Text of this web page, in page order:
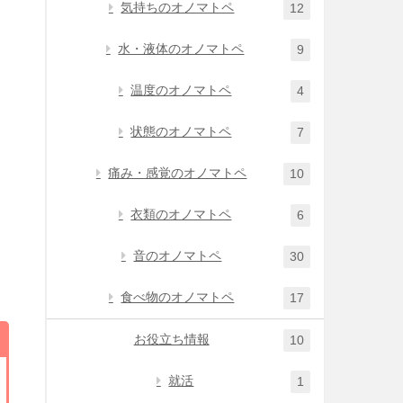
気持ちのオノマトペ 12
水・液体のオノマトペ 9
温度のオノマトペ 4
状態のオノマトペ 7
痛み・感覚のオノマトペ 10
衣類のオノマトペ 6
音のオノマトペ 30
食べ物のオノマトペ 17
お役立ち情報 10
就活 1